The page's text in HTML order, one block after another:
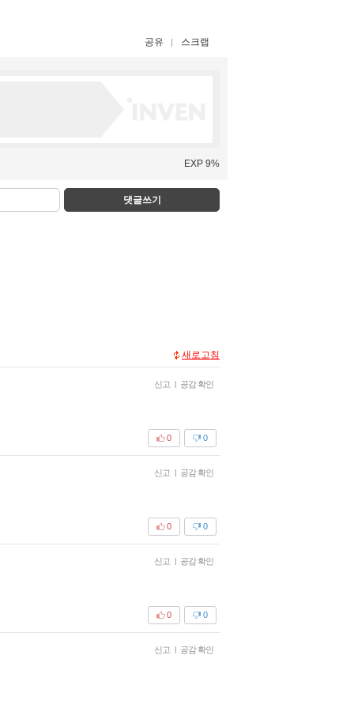
공유 스크랩
EXP 9%
댓글쓰기
새로고침
신고 | 공감 확인
0
0
신고 | 공감 확인
0
0
신고 | 공감 확인
0
0
신고 | 공감 확인